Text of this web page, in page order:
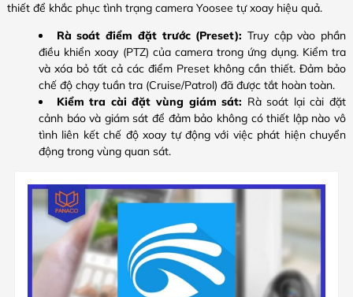
thiết để khắc phục tình trạng camera Yoosee tự xoay hiệu quả.
Rà soát điểm đặt trước (Preset): Truy cập vào phần
điều khiển xoay (PTZ) của camera trong ứng dụng. Kiểm tra
và xóa bỏ tất cả các điểm Preset không cần thiết. Đảm bảo
chế độ chạy tuần tra (Cruise/Patrol) đã được tắt hoàn toàn.
Kiểm tra cài đặt vùng giám sát: Rà soát lại cài đặt
cảnh báo và giám sát để đảm bảo không có thiết lập nào vô
tình liên kết chế độ xoay tự động với việc phát hiện chuyển
động trong vùng quan sát.